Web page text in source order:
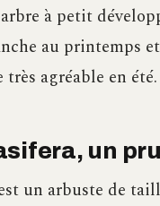
à petit
au printemps
agréable en été.
un
un arbuste de